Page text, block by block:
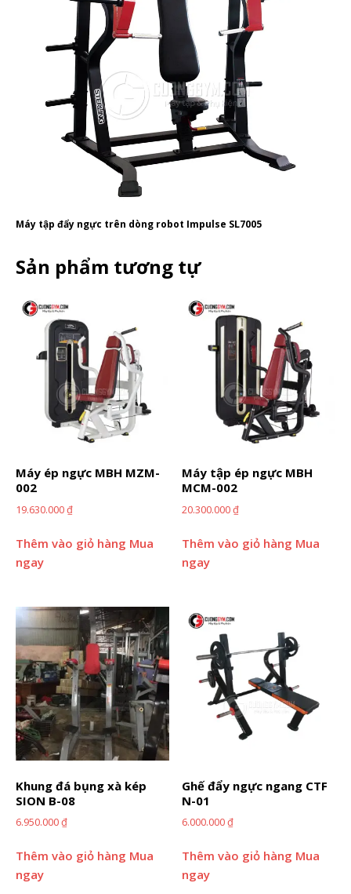
Máy tập đẩy ngực trên dòng robot Impulse SL7005
Sản phẩm tương tự
Máy ép ngực MBH MZM-
002
19.630.000₫
Thêm vào giỏ hàng Mua
ngay
Máy tập ép ngực MBH
MCM-002
20.300.000₫
Thêm vào giỏ hàng Mua
ngay
Khung đá bụng xà kép
SION B-08
6.950.000₫
Thêm vào giỏ hàng Mua
ngay
Ghế đẩy ngực ngang CTF
N-01
6.000.000₫
Thêm vào giỏ hàng Mua
ngay